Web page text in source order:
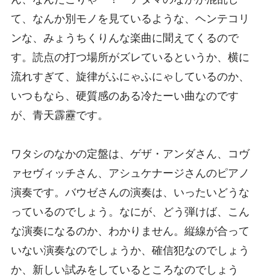
て、なんか別モノを見ているような、ヘンテコリ
ンな、みょうちくりんな楽曲に聞えてくるので
す。読点の打つ場所がズレているというか、横に
流れすぎて、旋律がふにゃふにゃしているのか、
いつもなら、硬質感のある冷たーい曲なのです
が、青天霹靂です。
ワタシのなかの定盤は、ゲザ・アンダさん、コヴ
ァセヴィッチさん、アシュケナージさんのピアノ
演奏です。バウゼさんの演奏は、いったいどうな
っているのでしょう。なにが、どう弾けば、こん
な演奏になるのか、わかりません。縦線が合って
いない演奏なのでしょうか、確信犯なのでしょう
か、新しい試みをしているところなのでしょう